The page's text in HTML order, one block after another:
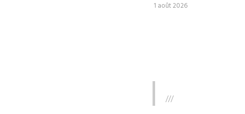
1 août 2026
///